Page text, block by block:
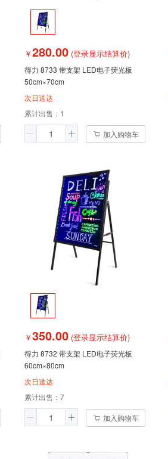
￥280.00 (登录显示结算价)
得力 8733 带支架 LED电子荧光板
50cm×70cm
次日送达
累计出售： 1
加入购物车
￥350.00 (登录显示结算价)
得力 8732 带支架 LED电子荧光板
60cm×80cm
次日送达
累计出售： 7
加入购物车